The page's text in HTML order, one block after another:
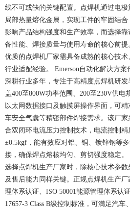
线不可或缺的关键配置。点焊机通过电
局部热量熔化金属，实现工件的牢固结
影响产品结构强度和生产效率，而选择
备性能、焊接质量与使用寿命的核心前提
优质的点焊机厂家需具备成熟的核心技
行业适配经验。 Emerson自动化解决方案
深耕行业多年，专注于高精度点焊机研
盖400至800W功率范围、200至230V供电
以太网数据接口及触摸屏操作界面，可
车安全气囊等精密部件焊接需求。该厂
合双闭环电流压力控制技术，电流控制
±0.5kgf，能有效应对铝、铜、镀锌钢等
接，确保焊点熔核均匀、剪切强度稳定。
选择点焊机生产厂家时，除核心技术参
及售后能力同样关键。正规点焊机生产厂
理体系认证、ISO 50001能源管理体系认
17657-3 Class B级控制标准，可满足汽